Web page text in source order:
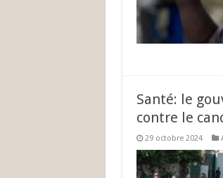
Santé: le
contre le
29 octobre 2024